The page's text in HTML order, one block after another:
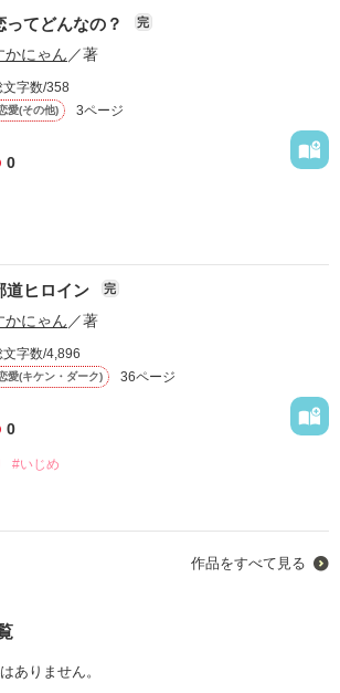
頑張りますので、応援よろしくお願いしま
作品を読む
夢をよくみる作者、
した！！
ば
もしれません！
！！
した。
連れしたいと思います。
は、
ってどんなの？ 完
かにゃん／著
文字数/358
愛(その他) 3ページ
0
後のお話を書こうかなぁと考えています！
で、よろしくお願いいたします(*^^*)
道ヒロイン 完
かにゃん／著
文字数/4,896
愛(キケン・ダーク) 36ページ
0
#いじめ
ューと感想ありがとうございます！！
作品をすべて見る
ありません。